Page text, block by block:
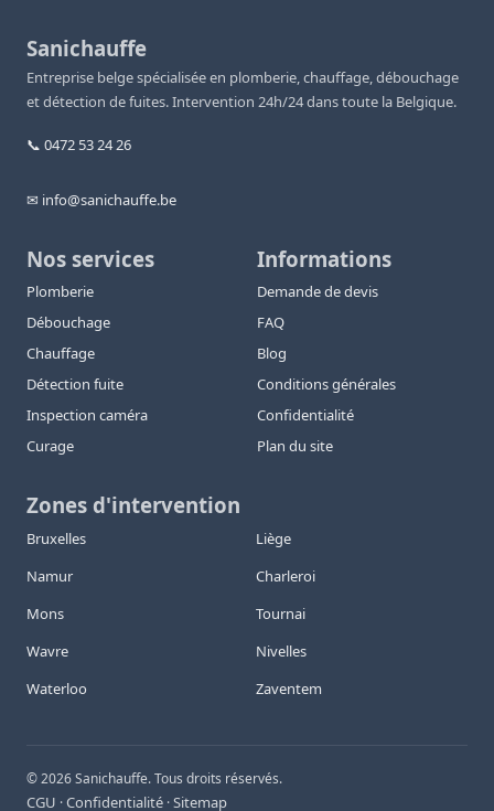
Sanichauffe
Entreprise belge spécialisée en plomberie, chauffage, débouchage
et détection de fuites. Intervention 24h/24 dans toute la Belgique.
📞 0472 53 24 26
✉ info@sanichauffe.be
Nos services
Plomberie
Débouchage
Chauffage
Détection fuite
Inspection caméra
Curage
Informations
Demande de devis
FAQ
Blog
Conditions générales
Confidentialité
Plan du site
Zones d'intervention
Bruxelles
Liège
Namur
Charleroi
Mons
Tournai
Wavre
Nivelles
Waterloo
Zaventem
©2026Sanichauffe. Tous droits réservés.
CGU ·Confidentialité ·Sitemap